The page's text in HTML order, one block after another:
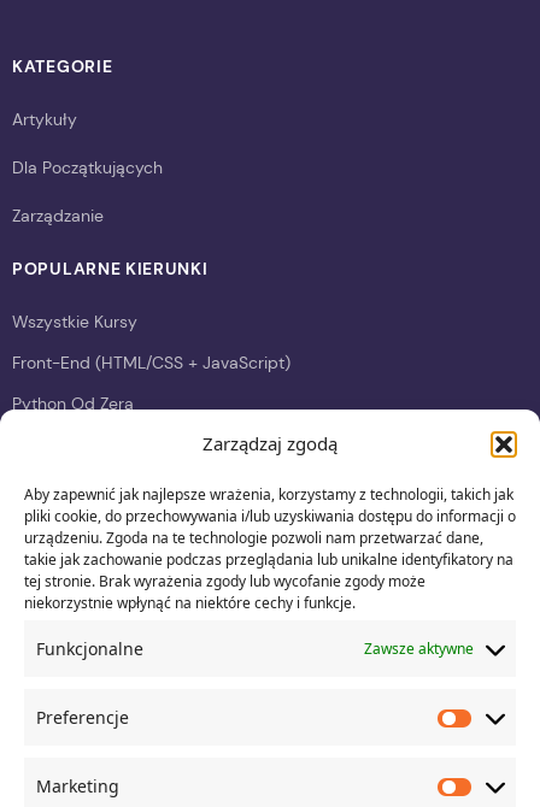
Zarządzaj zgodą
Aby zapewnić jak najlepsze wrażenia, korzystamy z technologii, takich jak
pliki cookie, do przechowywania i/lub uzyskiwania dostępu do informacji o
urządzeniu. Zgoda na te technologie pozwoli nam przetwarzać dane,
takie jak zachowanie podczas przeglądania lub unikalne identyfikatory na
tej stronie. Brak wyrażenia zgody lub wycofanie zgody może
niekorzystnie wpłynąć na niektóre cechy i funkcje.
Funkcjonalne Zawsze aktywne
Preferencje
Marketing
KATEGORIE
Artykuły
Dla Początkujących
Zarządzanie
POPULARNE KIERUNKI
Wszystkie Kursy
Front-End (HTML/CSS + JavaScript)
Python Od Zera
Swift Od Zera (iOS/iPadOS)
DevOps Engineer
Business Analysis In IT
Project Management
UL. WAŁ MIEDZESZYŃSKI 550 A